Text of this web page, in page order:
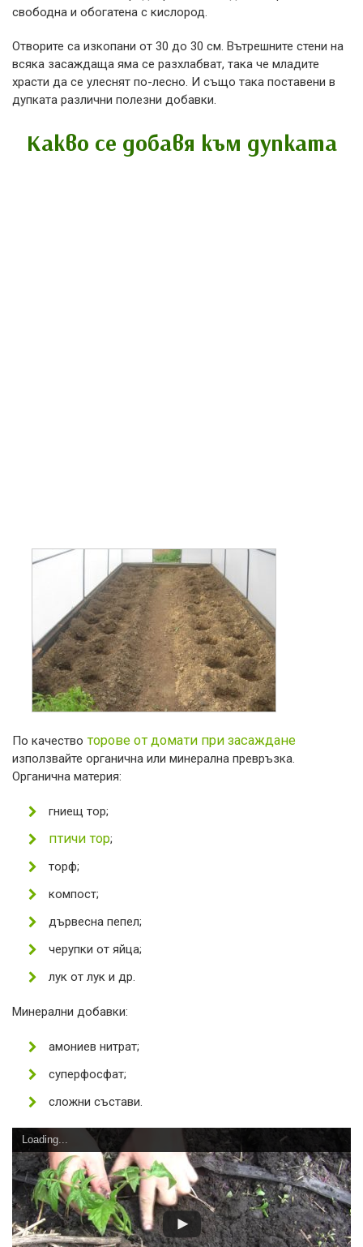
свободна и обогатена с кислород.
Отворите са изкопани от 30 до 30 см. Вътрешните стени на
всяка засаждаща яма се разхлабват, така че младите
храсти да се улеснят по-лесно. И също така поставени в
дупката различни полезни добавки.
Какво се добавя към дупката
По качество торове от домати при засаждане
използвайте органична или минерална превръзка.
Органична материя:
гниещ тор;
птичи тор;
торф;
компост;
дървесна пепел;
черупки от яйца;
лук от лук и др.
Минерални добавки:
амониев нитрат;
суперфосфат;
сложни състави.
Loading...